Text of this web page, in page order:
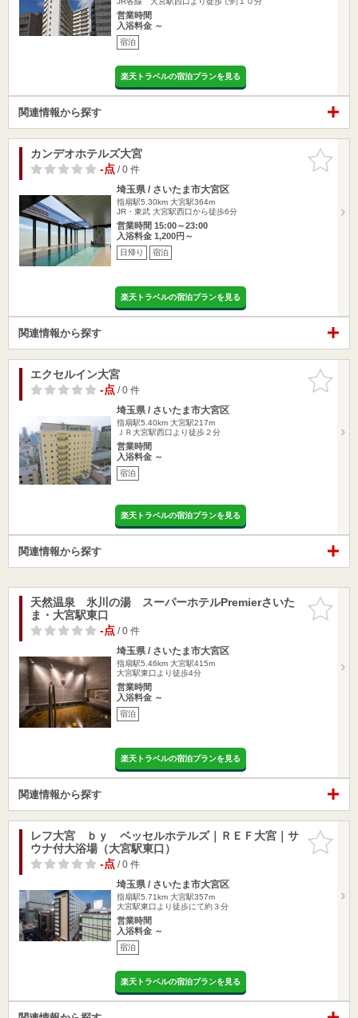
営業時間
入浴料金 ～
宿泊
楽天トラベルの宿泊プランを見る
関連情報から探す
お気に入
りに追加
カンデオホテルズ大宮
-点/ 0 件
埼玉県 / さいたま市大宮区
指扇駅5.30km 大宮駅364m
JR・東武 大宮駅西口から徒歩6分
営業時間 15:00～23:00
入浴料金 1,200円～
日帰り 宿泊
楽天トラベルの宿泊プランを見る
関連情報から探す
お気に入
りに追加
エクセルイン大宮
-点/ 0 件
埼玉県 / さいたま市大宮区
指扇駅5.40km 大宮駅217m
ＪＲ大宮駅西口より徒歩２分
営業時間
入浴料金 ～
宿泊
楽天トラベルの宿泊プランを見る
関連情報から探す
お気に入
りに追加
天然温泉 氷川の湯 スーパーホテルPremierさいた
ま・大宮駅東口
-点/ 0 件
埼玉県 / さいたま市大宮区
指扇駅5.46km 大宮駅415m
大宮駅東口より徒歩4分
営業時間
入浴料金 ～
宿泊
楽天トラベルの宿泊プランを見る
関連情報から探す
お気に入
りに追加
レフ大宮 ｂｙ ベッセルホテルズ｜ＲＥＦ大宮｜サ
ウナ付大浴場（大宮駅東口）
-点/ 0 件
埼玉県 / さいたま市大宮区
指扇駅5.71km 大宮駅357m
大宮駅東口より徒歩にて約３分
営業時間
入浴料金 ～
宿泊
楽天トラベルの宿泊プランを見る